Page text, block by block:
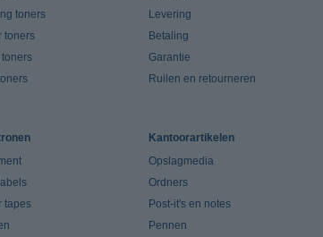
toners
toners
Levering
Betaling
Garantie
Ruilen en retourneren
tapes
Kantoorartikelen
Opslagmedia
Ordners
Post-it's en notes
Pennen